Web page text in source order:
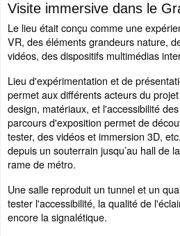
Visite immersive dans le
Le lieu était conçu comme une
VR, des éléments grandeurs nature,
vidéos, des dispositifs multimédias
Lieu d'expérimentation et de
permet aux différents acteurs du
design, matériaux, et l'accessibilité
parcours d'exposition permet de
tester, des vidéos et immersion 3D,
depuis un souterrain jusqu’au hall de
rame de métro.
Une salle reproduit un tunnel et un
tester l'accessibilité, la qualité de
encore la signalétique.